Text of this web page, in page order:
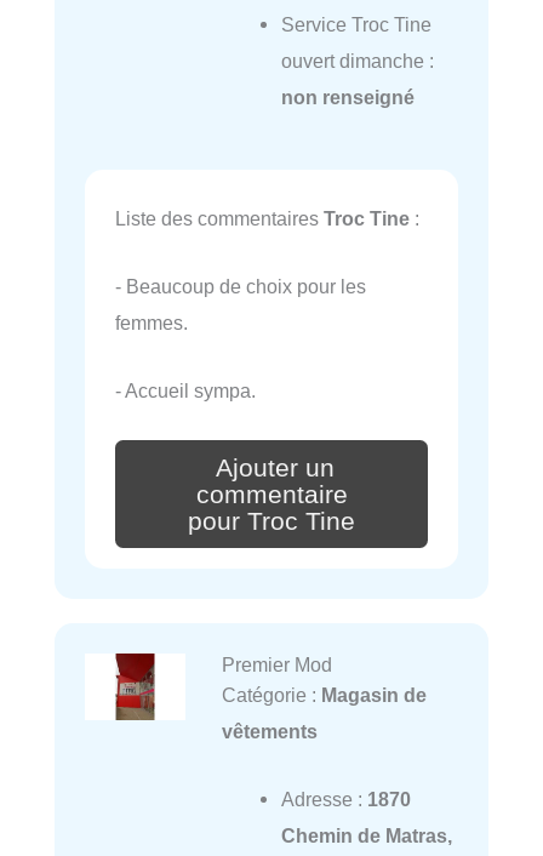
Service Troc Tine
ouvert dimanche :
non renseigné
Liste des commentaires Troc Tine :
- Beaucoup de choix pour les
femmes.
- Accueil sympa.
Ajouter un
commentaire
pour Troc Tine
Premier Mod
Catégorie : Magasin de
vêtements
Adresse : 1870
Chemin de Matras,